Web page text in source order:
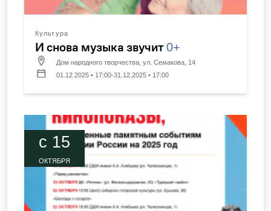
Культура
И снова музыка звучит0+
Дом народного творчества, ул. Семакова, 14
01.12.2025 • 17:00-31.12.2025 • 17:00
c 15
ОКТЯБРЯ